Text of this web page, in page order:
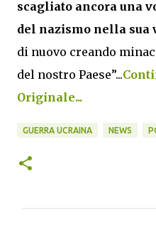
scagliato ancora una
del nazismo nella sua
di nuovo creando
del nostro Paese”...
Originale...
GUERRA UCRAINA NEWS